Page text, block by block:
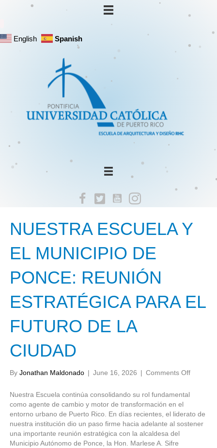
English Spanish
NUESTRA ESCUELA Y
EL MUNICIPIO DE
PONCE: REUNIÓN
ESTRATÉGICA PARA EL
FUTURO DE LA
CIUDAD
By Jonathan Maldonado | June 16, 2026 | Comments Offon
EL
Nuestra Escuela continúa consolidando su rol fundamental
como agente de cambio y motor de transformación en el
entorno urbano de Puerto Rico. En días recientes, el liderato de
nuestra institución dio un paso firme hacia adelante al sostener
una importante reunión estratégica con la alcaldesa del
Municipio Autónomo de Ponce, la Hon. Marlese A. Sifre